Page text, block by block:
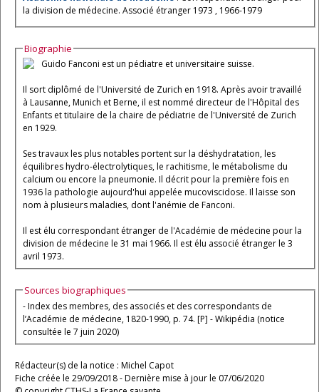
la division de médecine. Associé étranger 1973 , 1966-1979
Biographie
Guido Fanconi est un pédiatre et universitaire suisse.
Il sort diplômé de l'Université de Zurich en 1918. Après avoir travaillé
à Lausanne, Munich et Berne, il est nommé directeur de l'Hôpital des
Enfants et titulaire de la chaire de pédiatrie de l'Université de Zurich
en 1929.
Ses travaux les plus notables portent sur la déshydratation, les
équilibres hydro-électrolytiques, le rachitisme, le métabolisme du
calcium ou encore la pneumonie. Il décrit pour la première fois en
1936 la pathologie aujourd'hui appelée mucoviscidose. Il laisse son
nom à plusieurs maladies, dont l'anémie de Fanconi.
Il est élu correspondant étranger de l'Académie de médecine pour la
division de médecine le 31 mai 1966. Il est élu associé étranger le 3
avril 1973.
Sources biographiques
- Index des membres, des associés et des correspondants de
l’Académie de médecine, 1820-1990, p. 74. [P] - Wikipédia (notice
consultée le 7 juin 2020)
Rédacteur(s) de la notice : Michel Capot
Fiche créée le 29/09/2018 - Dernière mise à jour le 07/06/2020